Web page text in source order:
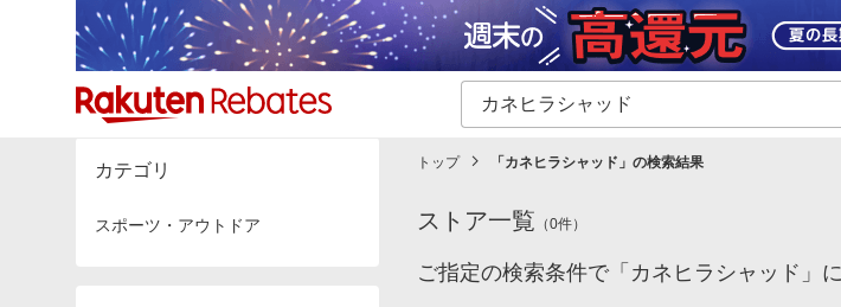
カテゴリー一覧 イベント一覧 ショッピング
カテゴリ
スポーツ・アウトドア
トップ 「 カネヒラシャッド 」の検索結果
ストア一覧 （0件）
ご指定の検索条件で「カネヒラシャッド」